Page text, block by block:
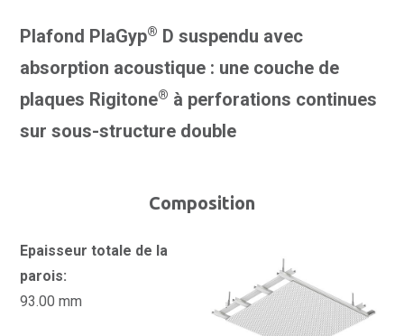
Plafond PlaGyp® D suspendu avec
absorption acoustique : une couche de
plaques Rigitone® à perforations continues
sur sous-structure double
Composition
Epaisseur totale de la
parois:
93.00 mm